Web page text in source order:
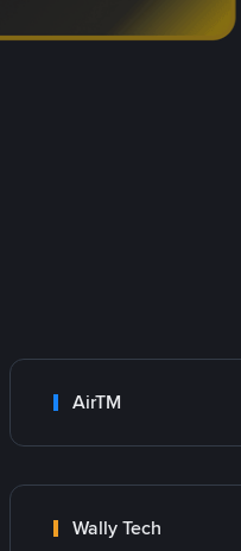
AirTM
Wally Tech